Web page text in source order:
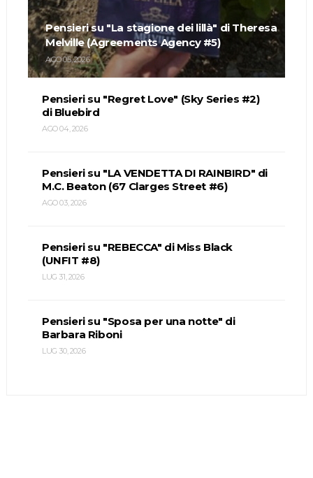
Pensieri su "La stagione dei lillà" di Theresa
Melville (Agreements Agency #5)
AGO 05, 2026
Pensieri su "Regret Love" (Sky Series #2)
di Bluebird
AGO 04, 2026
Pensieri su "LA VENDETTA DI RAINBIRD" di
M.C. Beaton (67 Clarges Street #6)
AGO 03, 2026
Pensieri su "REBECCA" di Miss Black
(UNFIT #8)
LUG 31, 2026
Pensieri su "Sposa per una notte" di
Barbara Riboni
LUG 30, 2026